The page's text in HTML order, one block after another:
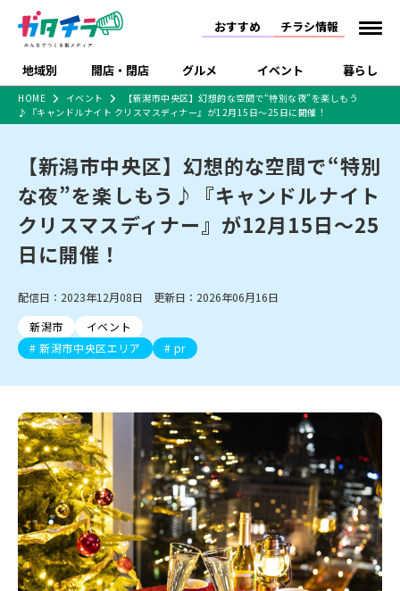
おすすめ チラシ情報
地域別 開店・閉店 グルメ イベント 暮らし
新潟市 下越
中越 上越
村上・関川
新発田・聖籠
胎内・粟島
三条・加茂・田上
五泉・阿賀野・阿賀
燕・弥彦
長岡・見附
小千谷・十日町・津南
魚沼・南魚沼・湯沢
柏崎・刈羽・出雲崎
上越・妙高・糸魚川
開店 閉店
リニューアル・移転 休業 開店まとめ
閉店まとめ
新潟市・開店
ラーメン 現地レポート
和食 洋食
パン・ベーカリー
タレカツ・豚カツ
デカ盛り・大盛り
旨辛・激辛
定食・町定食 海鮮・鮨
そば・うどん
日本酒・新潟清酒
ワイン・クラフトビール
ケーキ・パフェ
ビアガーデン・暑気払い
忘新年会・歓送迎会
体験・販売 祭り・伝統行事
趣味・展示会 ライブ・コンサート
にいがた酒の陣・新潟
施設・ショップ
住宅メーカー・工務
店
食品メーカー・県産
品
観光スポット
温泉・入浴
リラクゼーション・整体
スキー場
病院・クリニック
イオンモール
ラブラ万代・ラブラ2
リバーサイド千秋
パティオPATIO
特売セール インタビュー
特集・まとめ記事
セツコママ
開店まとめ
閉店まとめ 人気記事まとめ
ラーメンまとめ
飲食店まとめ
食品スーパー・コンビ
戸建住宅・マンショ
ショッピングモール・
大型施設
ドラッグストア・ホーム
センター
インテリア・雑貨
外食・テイクアウト
官公庁・自治体
新潟市 チラシ
長岡・見附 チラシ
上越・妙高・糸魚川 チラシ
注目 チラシ
週末セール
火曜セール
オープン・リニューアルセール
周年祭・感謝祭セール
年末・初売りセール
HOME イベント
【新潟市中央区】幻想的な空間で“特別な夜”を楽しもう
♪『キャンドルナイト クリスマスディナー』が12月15日～25日に開催！
【新潟市中央区】幻想的な空間で“特別
な夜”を楽しもう♪『キャンドルナイト
クリスマスディナー』が12月15日～25
日に開催！
配信日：2023年12月08日 更新日：2026年06月16日
新潟市
イベント
新潟市中央区エリア
pr